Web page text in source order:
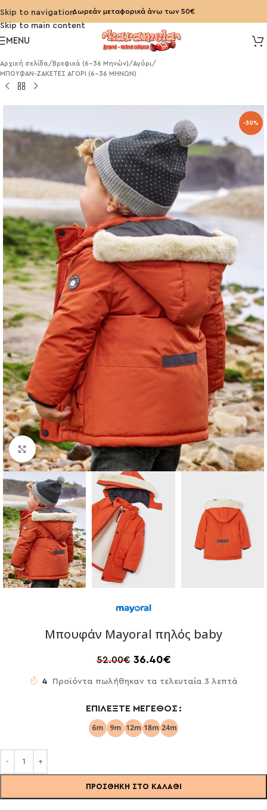
Skip to navigation
Skip to main content
Δωρεάν μεταφορικά άνω των 50€
MENU
Αρχική σελίδα/ Βρεφικά (6-36 Μηνών)/Αγόρι/
ΜΠΟΥΦΑΝ-ΖΑΚΕΤΕΣ ΑΓΟΡΙ (6-36 ΜΗΝΩΝ)
-30%
Click to enlarge
Μπουφάν Mayoral πηλός baby
52.00€ 36.40€
4 Προϊόντα πωλήθηκαν τα τελευταία 3 λεπτά
ΕΠΙΛΈΞΤΕ ΜΈΓΕΘΟΣ
ΠΡΟΣΘΉΚΗ ΣΤΟ ΚΑΛΆΘΙ